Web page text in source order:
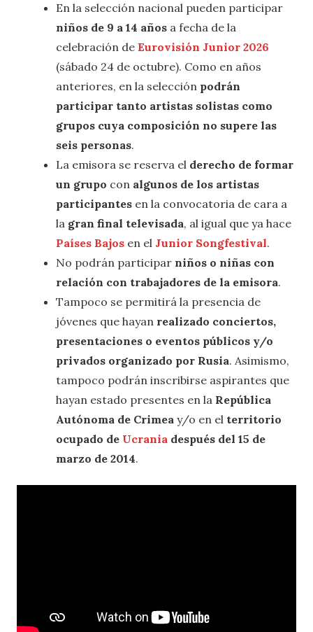
En la selección nacional pueden participar
niños de 9 a 14 años a fecha de la
celebración de Eurovisión Junior 2026
(sábado 24 de octubre). Como en años
anteriores, en la selección podrán
participar tanto artistas solistas como
grupos cuya composición no supere las
seis personas.
La emisora se reserva el derecho de formar
un grupo con algunos de los artistas
participantes en la convocatoria de cara a
la gran final televisada, al igual que ya hace
Países Bajos en el Junior Songfestival.
No podrán participar niños o niñas con
relación con trabajadores de la emisora.
Tampoco se permitirá la presencia de
jóvenes que hayan realizado conciertos,
presentaciones o eventos públicos y/o
privados organizado por Rusia. Asimismo,
tampoco podrán inscribirse aspirantes que
hayan estado presentes en la República
Autónoma de Crimea y/o en el territorio
ocupado de Ucrania después del 15 de
marzo de 2014.